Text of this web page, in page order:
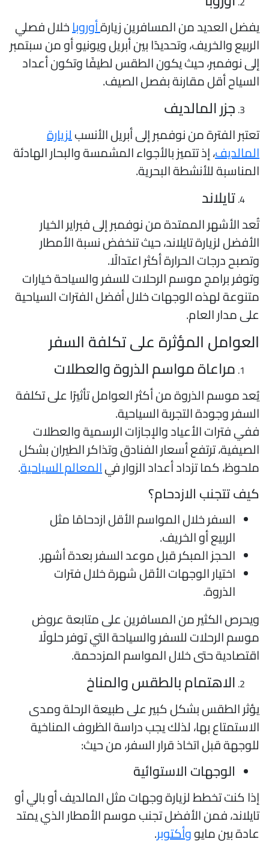
العديد من المسافرين زيارةأوروباخلال فصلي
والخريف، وتحديدًا بين أبريل ويونيو أو من سبتمبر
نوفمبر، حيث يكون الطقس لطيفًا وتكون أعداد
أقل مقارنة بفصل الصيف.
جزر المالديف
الفترة من نوفمبر إلى أبريل الأنسبلزيارة
، إذ تتميز بالأجواء المشمسة والبحار الهادئة
للأنشطة البحرية.
تايلاند
الأشهر الممتدة من نوفمبر إلى فبراير الخيار
لزيارة تايلاند، حيث تنخفض نسبة الأمطار
درجات الحرارة أكثر اعتدالًا.
برامج موسم الرحلات للسفر والسياحة خيارات
لهذه الوجهات خلال أفضل الفترات السياحية
مدار العام.
المؤثرة على تكلفة السفر
مراعاة مواسم الذروة والعطلات
موسم الذروة من أكثر العوامل تأثيرًا على تكلفة
وجودة التجربة السياحية.
فترات الأعياد والإجازات الرسمية والعطلات
ترتفع أسعار الفنادق وتذاكر الطيران بشكل
كما تزداد أعداد الزوار فيالمعالم السياحية.
تتجنب الازدحام؟
السفر خلال المواسم الأقل ازدحامًا مثل
الربيع أو الخريف.
الحجز المبكر قبل موعد السفر بعدة أشهر.
اختيار الوجهات الأقل شهرة خلال فترات
الذروة.
الكثير من المسافرين على متابعة عروض
الرحلات للسفر والسياحة التي توفر حلولًا
حتى خلال المواسم المزدحمة.
الاهتمام بالطقس والمناخ
الطقس بشكل كبير على طبيعة الرحلة ومدى
بها، لذلك يجب دراسة الظروف المناخية
قبل اتخاذ قرار السفر، من حيث:
الوجهات الاستوائية
كنت تخطط لزيارة وجهات مثل المالديف أو بالي أو
فمن الأفضل تجنب موسم الأمطار الذي يمتد
بين مايووأكتوبر.